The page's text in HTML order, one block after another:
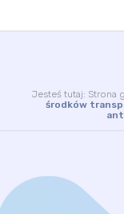
Jesteś tutaj: Strona
środków